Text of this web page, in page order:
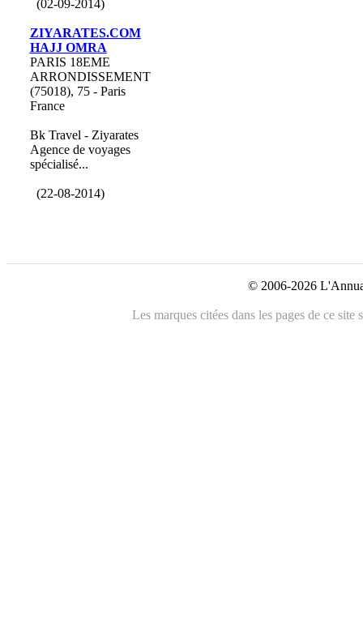
(02-09-2014)
ZIYARATES.COM
HAJJ OMRA
PARIS 18EME
ARRONDISSEMENT
(75018), 75 - Paris
France
Bk Travel - Ziyarates
Agence de voyages
spécialisé...
(22-08-2014)
© 2006-2026
Les marques citées dans les pages de ce